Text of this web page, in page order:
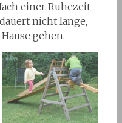
einer Ruhezeit
nicht lange,
gehen.